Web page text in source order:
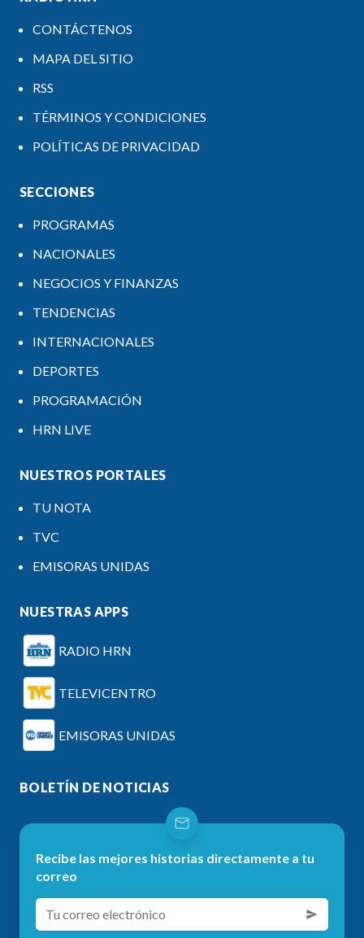
CONTÁCTENOS
MAPA DEL SITIO
RSS
TÉRMINOS Y CONDICIONES
POLÍTICAS DE PRIVACIDAD
SECCIONES
PROGRAMAS
NACIONALES
NEGOCIOS Y FINANZAS
TENDENCIAS
INTERNACIONALES
DEPORTES
PROGRAMACIÓN
HRN LIVE
NUESTROS PORTALES
TU NOTA
TVC
EMISORAS UNIDAS
NUESTRAS APPS
RADIO HRN
TELEVICENTRO
EMISORAS UNIDAS
BOLETÍN DE NOTICIAS
Recibe las mejores historias directamente a tu
correo